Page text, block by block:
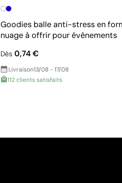
Goodies balle anti-stress en
nuage à offrir pour événements
Dès0,74 €
Livraison13/08 - 17/08
112 clients satisfaits